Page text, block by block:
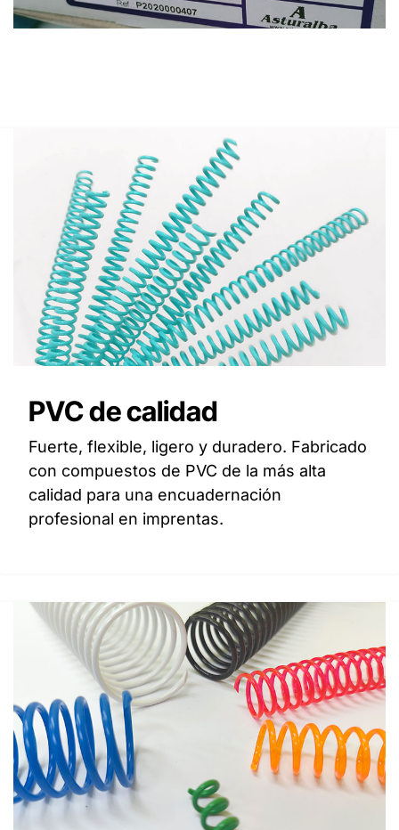
PVC de calidad
Fuerte, flexible, ligero y duradero. Fabricado
con compuestos de PVC de la más alta
calidad para una encuadernación
profesional en imprentas.